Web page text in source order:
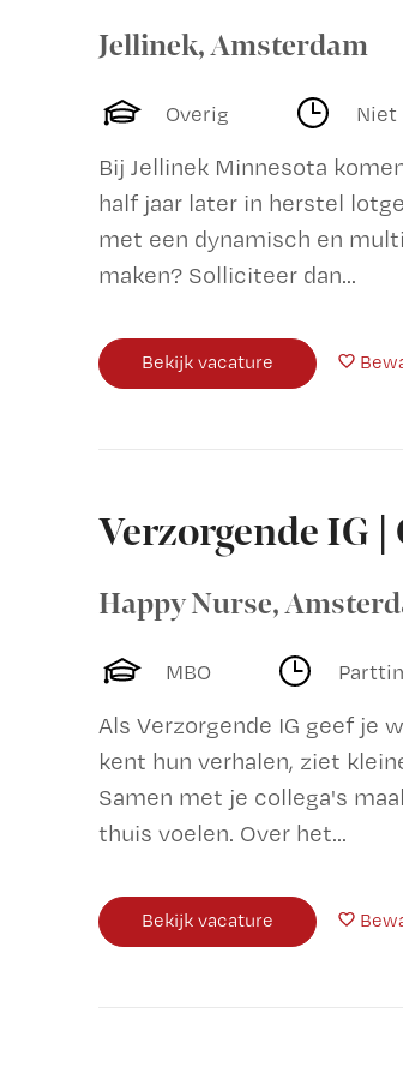
Jellinek,Amsterdam
Overig Niet
Bij Jellinek Minnesota
half jaar later in herstel
met een dynamisch en
maken? Solliciteer dan...
Bekijk vacature
Verzorgende IG
Happy Nurse,
MBO
Als Verzorgende IG geef je
kent hun verhalen, ziet
Samen met je collega's
thuis voelen. Over het...
Bekijk vacature